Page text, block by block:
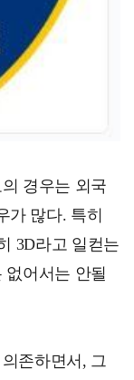
경우는 외국
가 많다. 특히
3D라고 일컫는
어서는 안될
존하면서, 그